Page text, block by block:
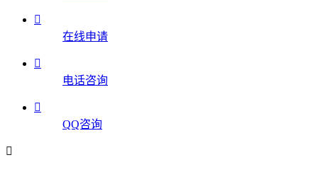

在线申请

电话咨询

QQ咨询
